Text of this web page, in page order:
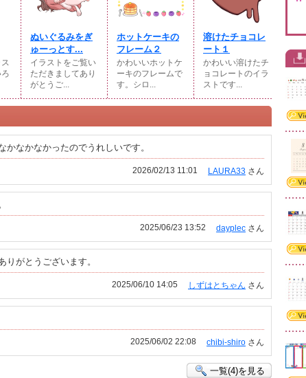
ぬいぐるみをぎ
ゅーっとす...
イラストをご覧い
ただきましてあり
がとうご...
ホットケーキの
フレーム２
かわいいホットケ
ーキのフレームで
す。シロ...
溶けたチョコレ
ート１
かわいい溶けたチ
ョコレートのイラ
ストです...
なかなかったのでうれしいです。
LAURA33 さん
2026/02/13 11:01
dayplec さん
2025/06/23 13:52
がとうございます。
しずはとちゃん さん
2025/06/10 14:05
chibi-shiro さん
2025/06/02 22:08
一覧(4)を見る